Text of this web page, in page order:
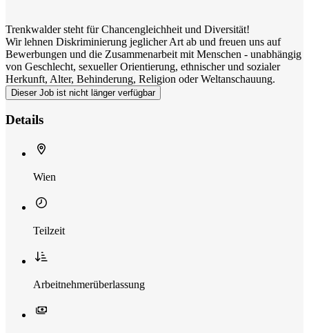
Trenkwalder steht für Chancengleichheit und Diversität!
Wir lehnen Diskriminierung jeglicher Art ab und freuen uns auf
Bewerbungen und die Zusammenarbeit mit Menschen - unabhängig
von Geschlecht, sexueller Orientierung, ethnischer und sozialer
Herkunft, Alter, Behinderung, Religion oder Weltanschauung.
Dieser Job ist nicht länger verfügbar
Details
Wien
Teilzeit
Arbeitnehmerüberlassung